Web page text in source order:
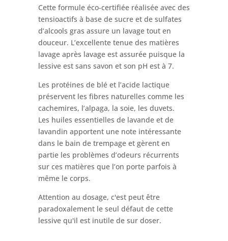
Cette formule éco-certifiée réalisée avec des
tensioactifs à base de sucre et de sulfates
d’alcools gras assure un lavage tout en
douceur. L’excellente tenue des matières
lavage après lavage est assurée puisque la
lessive est sans savon et son pH est à 7.
Les protéines de blé et l’acide lactique
préservent les fibres naturelles comme les
cachemires, l’alpaga, la soie, les duvets.
Les huiles essentielles de lavande et de
lavandin apportent une note intéressante
dans le bain de trempage et gèrent en
partie les problèmes d’odeurs récurrents
sur ces matières que l’on porte parfois à
même le corps.
Attention au dosage, c'est peut être
paradoxalement le seul défaut de cette
lessive qu'il est inutile de sur doser.